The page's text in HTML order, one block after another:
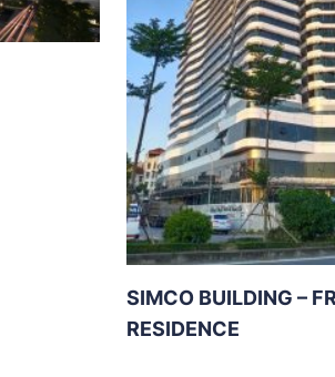
SIMCO BUILDING –
RESIDENCE